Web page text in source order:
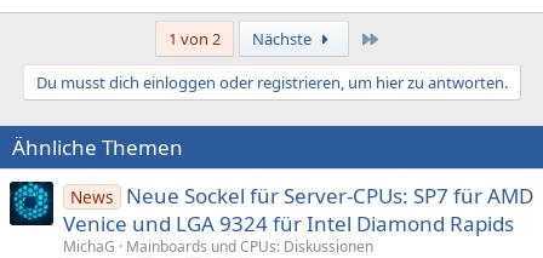
1 von 2 Nächste
Du musst dich einloggen oder registrieren, um hier zu antworten.
Ähnliche Themen
News
Neue Sockel für Server-CPUs: SP7 für AMD
Venice und LGA 9324 für Intel Diamond Rapids
MichaG
Mainboards und CPUs: Diskussionen